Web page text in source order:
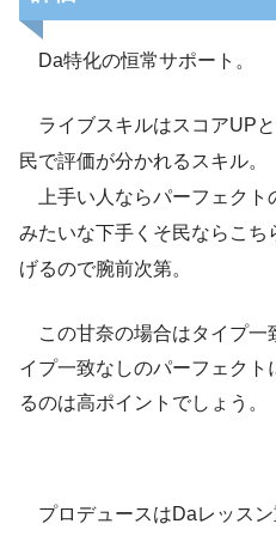
Da特化の恒常サポート。
ライブスキルはスコアUP
民で評価が分かれるスキル。
上手い人ならパーフェクト
みたいな下手くそ民ならこ
げるので腕前次第。
この甘奈の場合はタイプ一
イプ一致なしのパーフェク
るのは高ポイントでしょう。
プロデュースはDaレッスン